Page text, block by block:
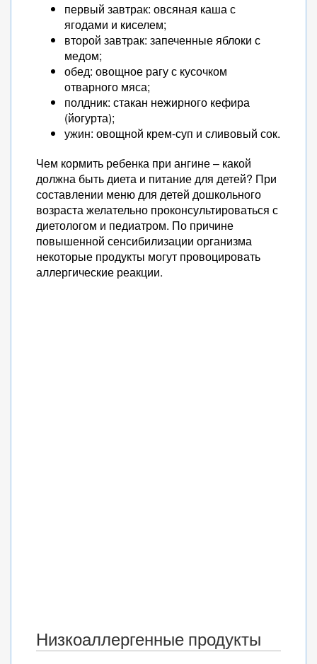
первый завтрак: овсяная каша с
ягодами и киселем;
второй завтрак: запеченные яблоки с
медом;
обед: овощное рагу с кусочком
отварного мяса;
полдник: стакан нежирного кефира
(йогурта);
ужин: овощной крем-суп и сливовый сок.
Чем кормить ребенка при ангине – какой
должна быть диета и питание для детей? При
составлении меню для детей дошкольного
возраста желательно проконсультироваться с
диетологом и педиатром. По причине
повышенной сенсибилизации организма
некоторые продукты могут провоцировать
аллергические реакции.
Низкоаллергенные продукты